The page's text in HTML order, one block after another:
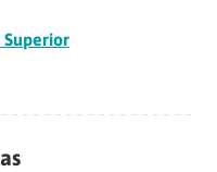
Superior